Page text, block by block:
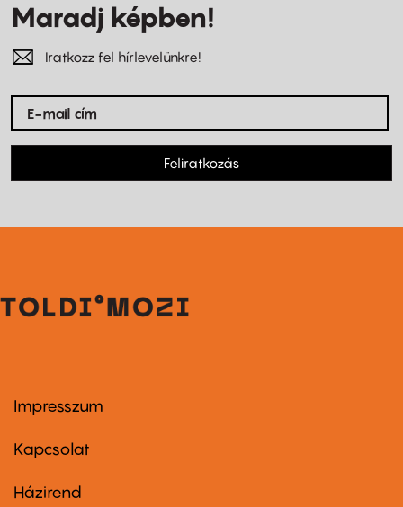
Maradj képben!
Iratkozz fel hírlevelünkre!
Feliratkozás
Footer
first
Impresszum
Kapcsolat
Footer
Házirend